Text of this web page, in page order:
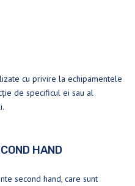
cu privire la echipamentele
de specificul ei sau al
HAND
second hand, care sunt